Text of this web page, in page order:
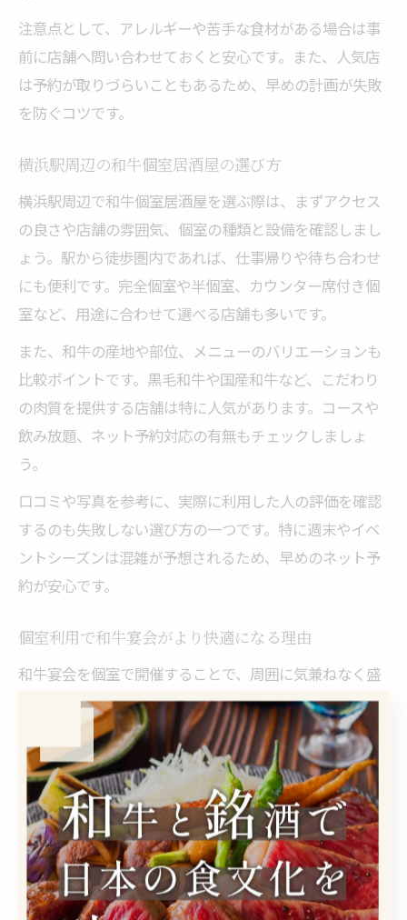
注意点として、アレルギーや苦手な食材がある場合は事
前に店舗へ問い合わせておくと安心です。また、人気店
は予約が取りづらいこともあるため、早めの計画が失敗
を防ぐコツです。
横浜駅周辺の和牛個室居酒屋の選び方
横浜駅周辺で和牛個室居酒屋を選ぶ際は、まずアクセス
の良さや店舗の雰囲気、個室の種類と設備を確認しまし
ょう。駅から徒歩圏内であれば、仕事帰りや待ち合わせ
にも便利です。完全個室や半個室、カウンター席付き個
室など、用途に合わせて選べる店舗も多いです。
また、和牛の産地や部位、メニューのバリエーションも
比較ポイントです。黒毛和牛や国産和牛など、こだわり
の肉質を提供する店舗は特に人気があります。コースや
飲み放題、ネット予約対応の有無もチェックしましょ
う。
口コミや写真を参考に、実際に利用した人の評価を確認
するのも失敗しない選び方の一つです。特に週末やイベ
ントシーズンは混雑が予想されるため、早めのネット予
約が安心です。
個室利用で和牛宴会がより快適になる理由
和牛宴会を個室で開催することで、周囲に気兼ねなく盛
り上がれるのが大きなメリットです。プライベートな空
間は会話が弾みやすく、会社の歓送迎会や同窓会、家族
の集まりにも最適です。店内の設備が充実していれば、
長時間の利用でも快適に過ごせます。
飲み放題付コースや人数に合わせた個室の用意がある店
舗を選べば、幹事の負担も軽減できます。ドリンクや料
理の提供がスムーズな店舗なら、参加者全員が満足しや
すいです。利用者からは「大人数でも周りを気にせず楽